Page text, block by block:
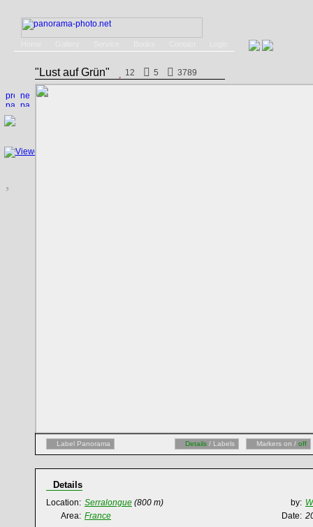
"Lust auf Grün" 12 5 3789
Label Panorama Details / Labels Markers on / off
Details
Location: Serralongue (800 m) by:
Area: France Date: